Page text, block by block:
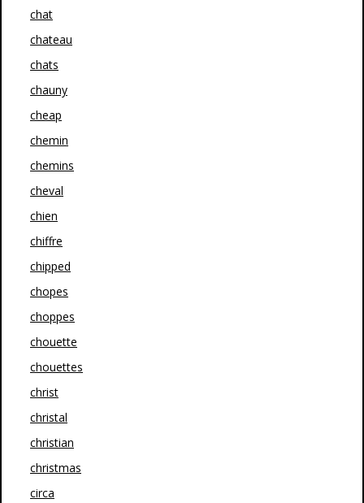
chat
chateau
chats
chauny
cheap
chemin
chemins
cheval
chien
chiffre
chipped
chopes
choppes
chouette
chouettes
christ
christal
christian
christmas
circa